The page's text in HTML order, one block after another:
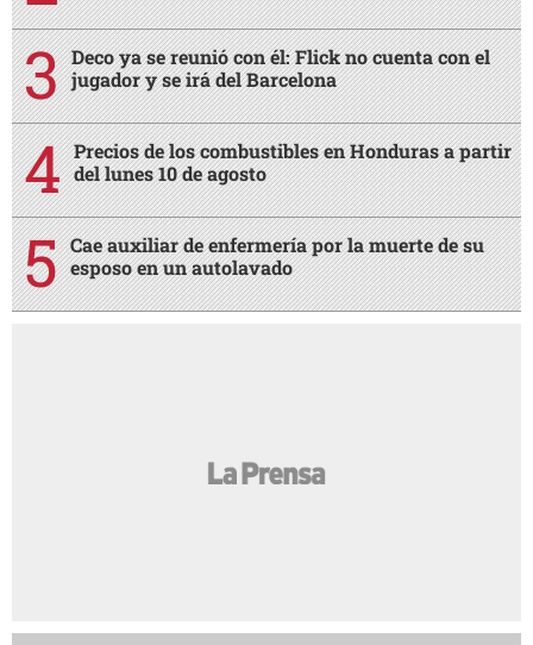
Deco ya se reunió con él: Flick no cuenta con el
jugador y se irá del Barcelona
Precios de los combustibles en Honduras a partir
del lunes 10 de agosto
Cae auxiliar de enfermería por la muerte de su
esposo en un autolavado